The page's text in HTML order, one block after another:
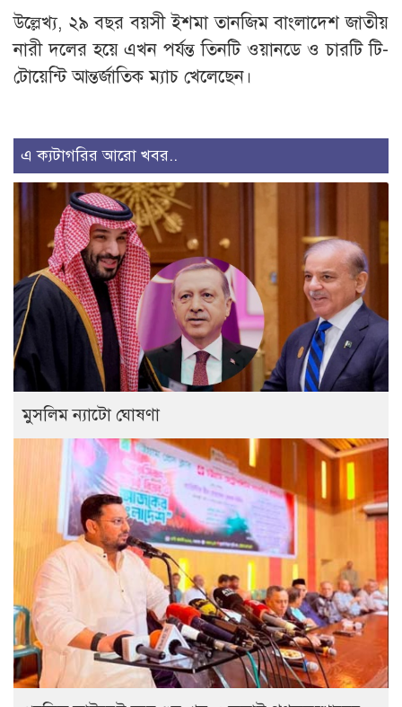
উল্লেখ্য, ২৯ বছর বয়সী ইশমা তানজিম বাংলাদেশ জাতীয়
নারী দলের হয়ে এখন পর্যন্ত তিনটি ওয়ানডে ও চারটি টি-
টোয়েন্টি আন্তর্জাতিক ম্যাচ খেলেছেন।
এ ক্যটাগরির আরো খবর..
মুসলিম ন্যাটো ঘোষণা